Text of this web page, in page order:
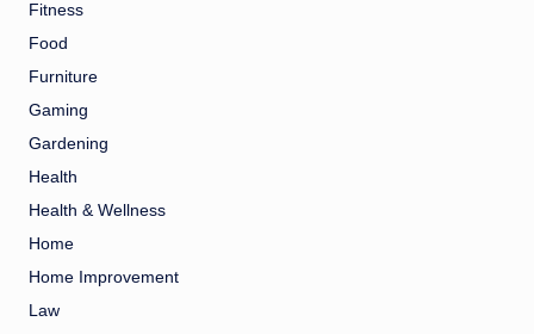
Fitness
Food
Furniture
Gaming
Gardening
Health
Health & Wellness
Home
Home Improvement
Law